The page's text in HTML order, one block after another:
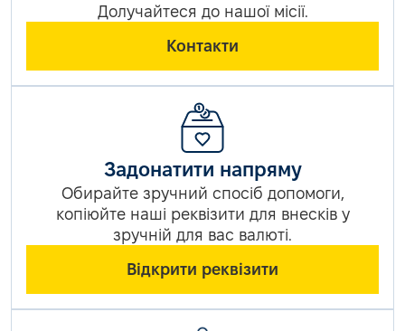
Долучайтеся до нашої місії.
Контакти
Задонатити напряму
Обирайте зручний спосіб допомоги,
копіюйте наші реквізити для внесків у
зручній для вас валюті.
Відкрити реквізити